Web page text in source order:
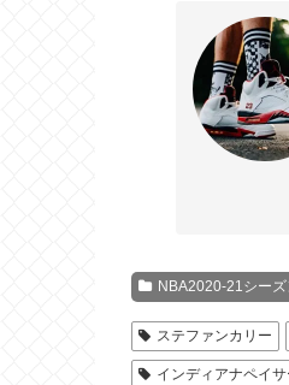
NBA2020-21シーズ
ステファンカリー
インディアナペイ